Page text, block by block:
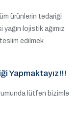
ürünlerin tedariği
lojistik ağımız
edilmek
Yapmaktayız!!!
lütfen bizimle